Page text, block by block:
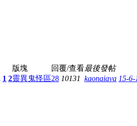
版塊 回覆/查看最後發帖
1 2靈異鬼怪區28 10131 kaonaiava 15-